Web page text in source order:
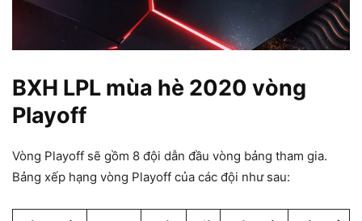
BXH LPL mùa hè 2020 vòng
Playoff
Vòng Playoff sẽ gồm 8 đội dẫn đầu vòng bảng tham gia.
Bảng xếp hạng vòng Playoff của các đội như sau: